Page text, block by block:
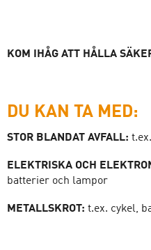
KOM IHÅG ATT HÅLLA
DU KAN TA MED:
STOR BLANDAT AVFALL:
ELEKTRISKA OCH
batterier och lampor
METALLSKROT: t.ex. cykel,